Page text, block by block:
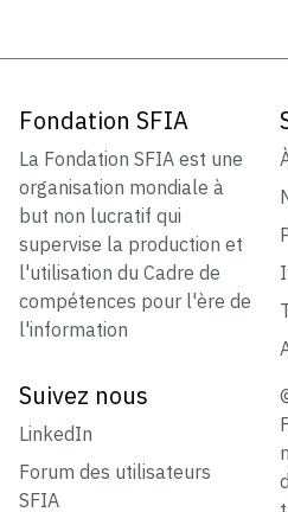
Fondation SFIA
La Fondation SFIA est une
organisation mondiale à
but non lucratif qui
supervise la production et
l'utilisation du Cadre de
compétences pour l'ère de
l'information
Suivez nous
LinkedIn
Forum des utilisateurs
SFIA